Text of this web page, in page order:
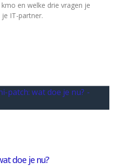
en welke drie vragen je
IT-partner.
doe je nu?